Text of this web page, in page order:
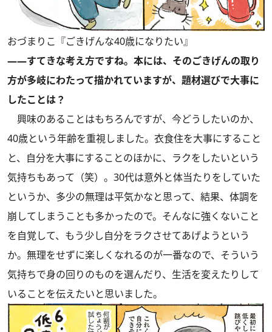
おづまりこ『ごきげんな40歳になりたい』
――すてきな考え方ですね。本には、そのごきげんの取り
方が多岐にわたって描かれていますが、題材選びで大事に
したことは？
興味のあることはもちろんですが、今どうしたいのか、
40歳という年齢を重視しました。衣食住を大事にすること
と、自分を大事にすることのほかに、ラクをしたいという
気持ちもあって（笑）。30代は意外と体当たりをしていた
というか、多少の無理は平気かなと思って、結果、体調を
崩してしまうことも多かったので。そんなに強くないこと
を自覚して、もう少し自分をラクさせてあげようという
か。無理をせずに楽しくなれるのが一番なので、そういう
気持ちで身の回りのものを選んだり、生活を変えたりして
いることを伝えたいと思いました。